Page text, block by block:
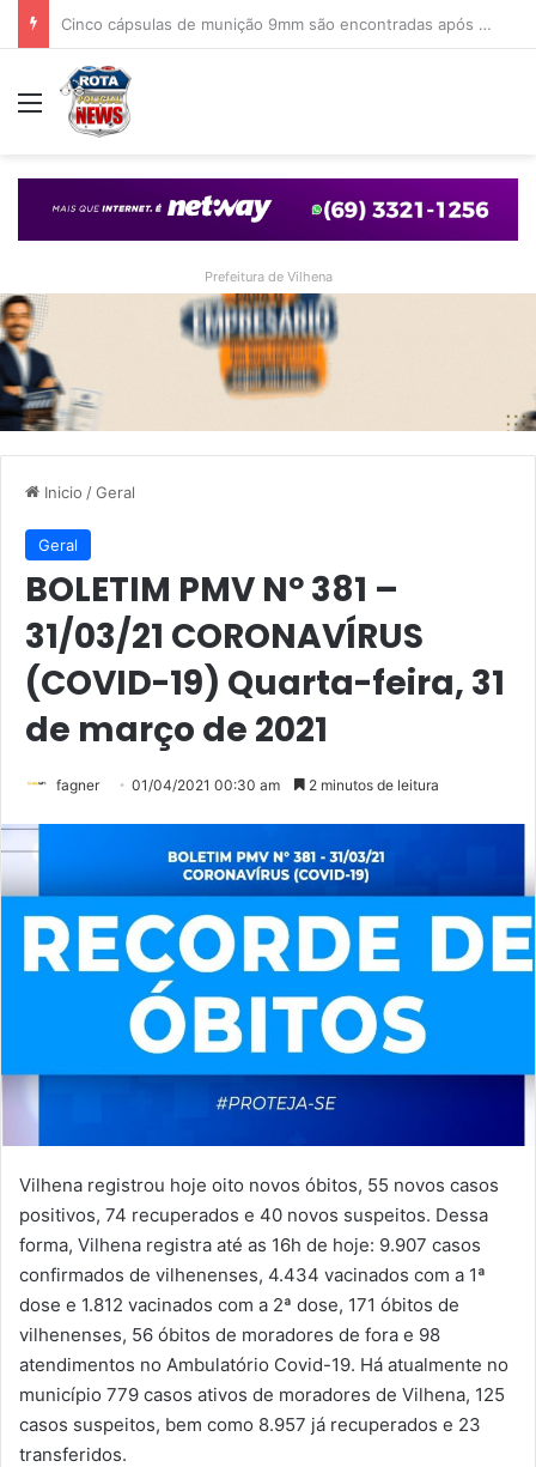
Fiscalização em área central termina com apreensão de cigarros eletrônicos e condução de dois envolvidos
Menu
Prefeitura de Vilhena
Inicio /Geral
Geral
BOLETIM PMV Nº 381 –
31/03/21 CORONAVÍRUS
(COVID-19) Quarta-feira, 31
de março de 2021
fagner 01/04/2021 00:30 am 2 minutos de leitura
Vilhena registrou hoje oito novos óbitos, 55 novos casos
positivos, 74 recuperados e 40 novos suspeitos. Dessa
forma, Vilhena registra até as 16h de hoje: 9.907 casos
confirmados de vilhenenses, 4.434 vacinados com a 1ª
dose e 1.812 vacinados com a 2ª dose, 171 óbitos de
vilhenenses, 56 óbitos de moradores de fora e 98
atendimentos no Ambulatório Covid-19. Há atualmente no
município 779 casos ativos de moradores de Vilhena, 125
casos suspeitos, bem como 8.957 já recuperados e 23
transferidos.